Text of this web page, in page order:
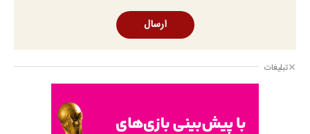
ارسال
تبلیغات